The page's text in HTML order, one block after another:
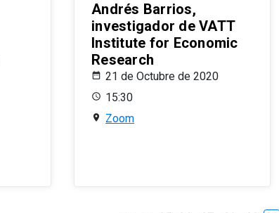
Andrés Barrios,
investigador de VATT
Institute for Economic
Research
21 de Octubre de 2020
15:30
Zoom